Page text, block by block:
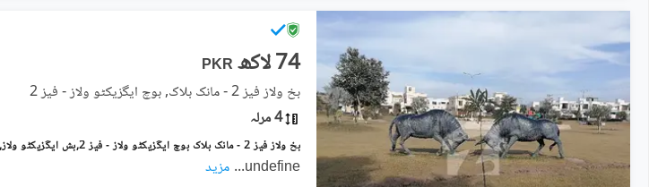
PKR 74 لاکھ
بخ ولاز فیز 2 - مانک بلاک, بوچ ایگزیکٹو ولاز - فیز 2
4 مرلہ
undefine
... مزید